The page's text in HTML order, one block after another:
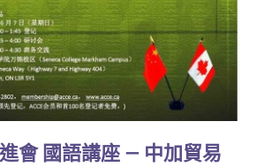
會 國語講座 — 中加貿易